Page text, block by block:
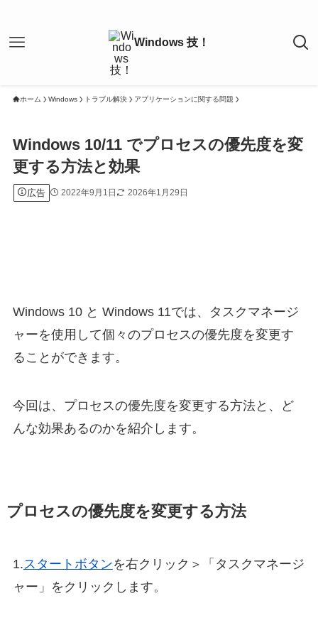
ホーム Windows トラブル解決 アプリケーションに関する問題
Windows 10/11 でプロセスの優先度を変
更する方法と効果
広告 2022年9月1日 2026年1月29日
Windows 10 と Windows 11では、タスクマネージ
ャーを使用して個々のプロセスの優先度を変更す
ることができます。
今回は、プロセスの優先度を変更する方法と、ど
んな効果あるのかを紹介します。
プロセスの優先度を変更する方法
1. スタートボタンを右クリック＞「タスクマネージ
ャー」をクリックします。